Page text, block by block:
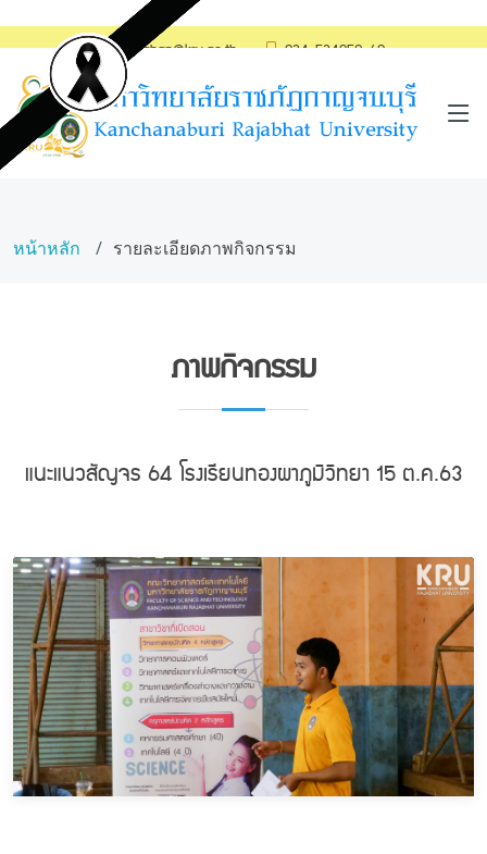
saraban@kru.ac.th 034-534059-60
หน้าหลัก รายละเอียดภาพกิจกรรม
ภาพกิจกรรม
แนะแนวสัญจร 64 โรงเรียนทองผาภูมิวิทยา 15 ต.ค.63